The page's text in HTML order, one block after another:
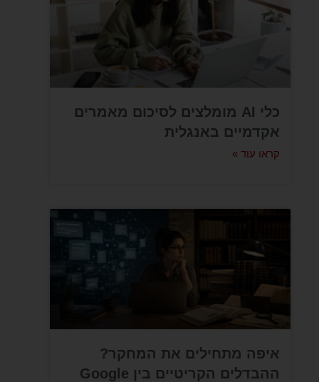
כלי AI מומלצים לסיכום מאמרים
אקדמיים באנגלית
קראו עוד »
איפה מתחילים את המחקר?
ההבדלים הקריטיים בין Google